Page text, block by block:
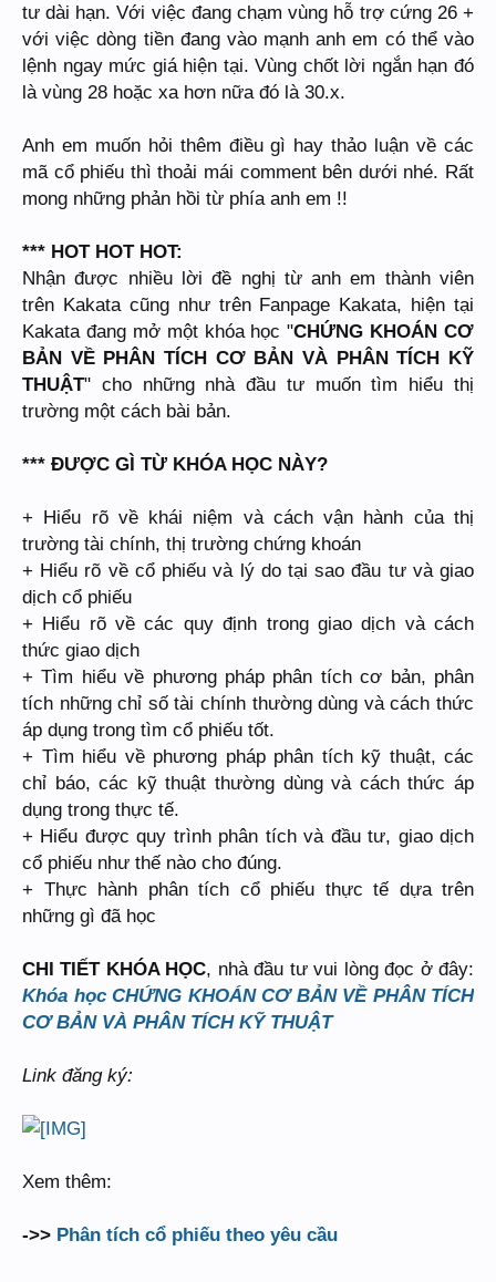
tư dài hạn. Với việc đang chạm vùng hỗ trợ cứng 26 +
với việc dòng tiền đang vào mạnh anh em có thể vào
lệnh ngay mức giá hiện tại. Vùng chốt lời ngắn hạn đó
là vùng 28 hoặc xa hơn nữa đó là 30.x.
Anh em muốn hỏi thêm điều gì hay thảo luận về các
mã cổ phiếu thì thoải mái comment bên dưới nhé. Rất
mong những phản hồi từ phía anh em !!
*** HOT HOT HOT:
Nhận được nhiều lời đề nghị từ anh em thành viên
trên Kakata cũng như trên Fanpage Kakata, hiện tại
Kakata đang mở một khóa học "CHỨNG KHOÁN CƠ
BẢN VỀ PHÂN TÍCH CƠ BẢN VÀ PHÂN TÍCH KỸ
THUẬT" cho những nhà đầu tư muốn tìm hiểu thị
trường một cách bài bản.
*** ĐƯỢC GÌ TỪ KHÓA HỌC NÀY?
+ Hiểu rõ về khái niệm và cách vận hành của thị
trường tài chính, thị trường chứng khoán
+ Hiểu rõ về cổ phiếu và lý do tại sao đầu tư và giao
dịch cổ phiếu
+ Hiểu rõ về các quy định trong giao dịch và cách
thức giao dịch
+ Tìm hiểu về phương pháp phân tích cơ bản, phân
tích những chỉ số tài chính thường dùng và cách thức
áp dụng trong tìm cổ phiếu tốt.
+ Tìm hiểu về phương pháp phân tích kỹ thuật, các
chỉ báo, các kỹ thuật thường dùng và cách thức áp
dụng trong thực tế.
+ Hiểu được quy trình phân tích và đầu tư, giao dịch
cổ phiếu như thế nào cho đúng.
+ Thực hành phân tích cổ phiếu thực tế dựa trên
những gì đã học
CHI TIẾT KHÓA HỌC, nhà đầu tư vui lòng đọc ở đây:
Khóa học CHỨNG KHOÁN CƠ BẢN VỀ PHÂN TÍCH
CƠ BẢN VÀ PHÂN TÍCH KỸ THUẬT
Link đăng ký:
Xem thêm:
->> Phân tích cổ phiếu theo yêu cầu